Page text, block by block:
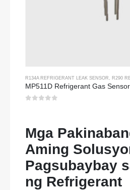
R134A REFRIGERANT LEAK SENSOR R290
Mga
Aming
Pagsubaybay
ng Refrigerant